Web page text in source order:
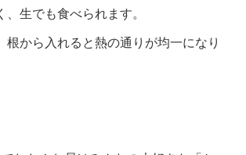
、生でも食べられます。
根から入れると熱の通りが均一になり